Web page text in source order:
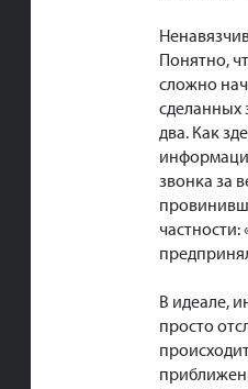
Понятно,
сложно
сделанных
два. Как
звонка за
В идеале,
просто